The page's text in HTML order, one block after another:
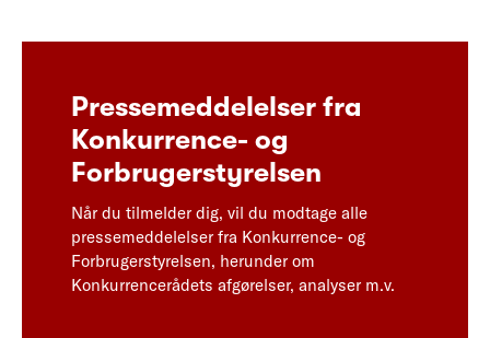
Pressemeddelelser fra
Konkurrence- og
Forbrugerstyrelsen
Når du tilmelder dig, vil du modtage alle
pressemeddelelser fra Konkurrence- og
Forbrugerstyrelsen, herunder om
Konkurrencerådets afgørelser, analyser m.v.